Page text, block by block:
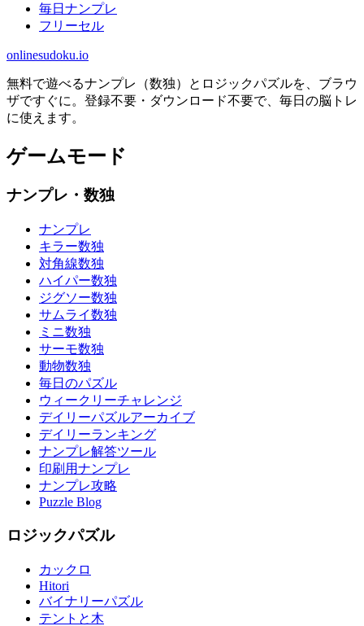
毎日ナンプレ
フリーセル
onlinesudoku.io
無料で遊べるナンプレ（数独）とロジックパズルを、ブラウ
ザですぐに。登録不要・ダウンロード不要で、毎日の脳トレ
に使えます。
ゲームモード
ナンプレ・数独
ナンプレ
キラー数独
対角線数独
ハイパー数独
ジグソー数独
サムライ数独
ミニ数独
サーモ数独
動物数独
毎日のパズル
ウィークリーチャレンジ
デイリーパズルアーカイブ
デイリーランキング
ナンプレ解答ツール
印刷用ナンプレ
ナンプレ攻略
Puzzle Blog
ロジックパズル
カックロ
Hitori
バイナリーパズル
テントと木